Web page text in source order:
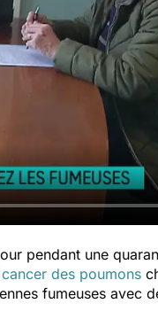
pendant une
cancer des poumons
fumeuses avec